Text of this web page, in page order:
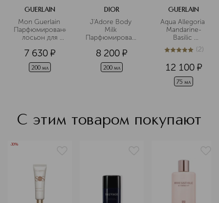
GUERLAIN
Mon Guerlain
Парфюмированный
лосьон для
7 630 ¤
200 мл
DIOR
J'Adore Body
Milk
Парфюмированное
тела
8 200 ¤
200 мл
GUERLAIN
Aqua Allegoria
Mandarine-
Basilic
Туалетная вода
5из 52 (2)
12 100 ¤
75 мл
С этим товаром покупают
-30%